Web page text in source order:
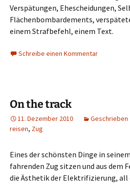
Verspätungen, Ehescheidungen,
Flächenbombardements,
einem Strafbefehl, einem Text.
Schreibe einen Kommentar
On the track
11. Dezember 2010 Geschrieben
reisen, Zug
Eines der schönsten Dinge in
fahrenden Zug sitzen und aus dem
die Ästhetik der Elektrifizierung, all